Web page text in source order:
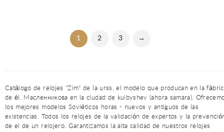
1 2 3 →
Catálogo de relojes "Zim" de la urss, el modelo que producan en la
de él. Масленникова en la ciudad de kuibyshev (ahora samara).
los mejores modelos Soviéticos horas - nuevos y antiguos de las
existencias. Todos los relojes de la validación de expertos y la
de el de un relojero. Garantizamos la alta calidad de nuestros relojes